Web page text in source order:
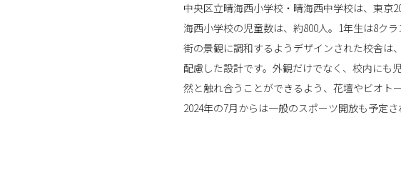
中央区立晴海西小学校・晴海西中学校は、東京
海西小学校の児童数は、約800人。1年生は8ク
街の景観に調和するようデザインされた校舎は
配慮した設計です。外観だけでなく、校内にも
然と触れ合うことができるよう、花壇やビオト
2024年の7月からは一般のスポーツ開放も予定